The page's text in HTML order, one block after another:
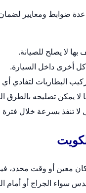
عدة ضوابط ومعايير
بها لا يصلح للصيانة.
أخرى داخل السيارة.
البطاريات لتفادي
يمكن تصليحه بالطرق
لا تنفذ بسرعة خلال
معين أو وقت
سواء الجراج أو أمام